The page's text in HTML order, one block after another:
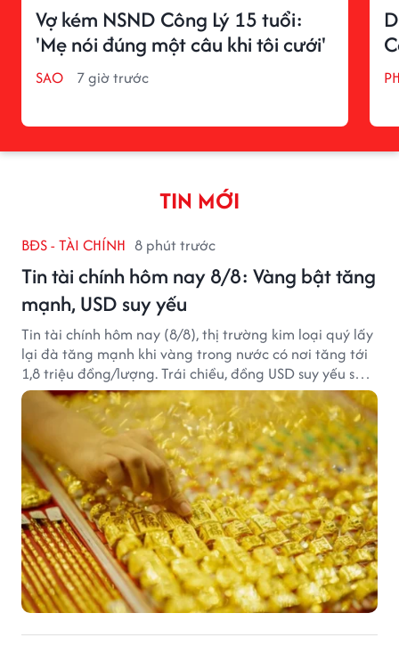
Vợ kém NSND Công Lý 15 tuổi:
'Mẹ nói đúng một câu khi tôi cưới'
SAO 7 giờ trước
TIN MỚI
BĐS - TÀI CHÍNH 8 phút trước
Tin tài chính hôm nay 8/8: Vàng bật tăng
mạnh, USD suy yếu
Tin tài chính hôm nay (8/8), thị trường kim loại quý lấy
lại đà tăng mạnh khi vàng trong nước có nơi tăng tới
1,8 triệu đồng/lượng. Trái chiều, đồng USD suy yếu sau
báo cáo việc làm Mỹ kém tích cực.